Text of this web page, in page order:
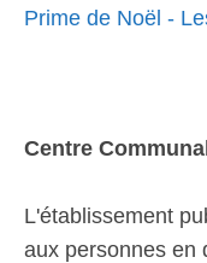
Prime de Noël -
Centre
L'établissement
aux personnes en